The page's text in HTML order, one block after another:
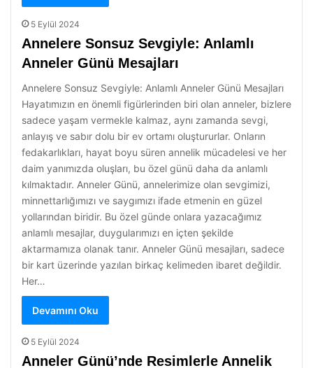
5 Eylül 2024
Annelere Sonsuz Sevgiyle: Anlamlı
Anneler Günü Mesajları
Annelere Sonsuz Sevgiyle: Anlamlı Anneler Günü Mesajları
Hayatımızın en önemli figürlerinden biri olan anneler, bizlere
sadece yaşam vermekle kalmaz, aynı zamanda sevgi,
anlayış ve sabır dolu bir ev ortamı oluştururlar. Onların
fedakarlıkları, hayat boyu süren annelik mücadelesi ve her
daim yanımızda oluşları, bu özel günü daha da anlamlı
kılmaktadır. Anneler Günü, annelerimize olan sevgimizi,
minnettarlığımızı ve saygımızı ifade etmenin en güzel
yollarından biridir. Bu özel günde onlara yazacağımız
anlamlı mesajlar, duygularımızı en içten şekilde
aktarmamıza olanak tanır. Anneler Günü mesajları, sadece
bir kart üzerinde yazılan birkaç kelimeden ibaret değildir.
Her…
Devamını Oku
5 Eylül 2024
Anneler Günü’nde Resimlerle Annelik